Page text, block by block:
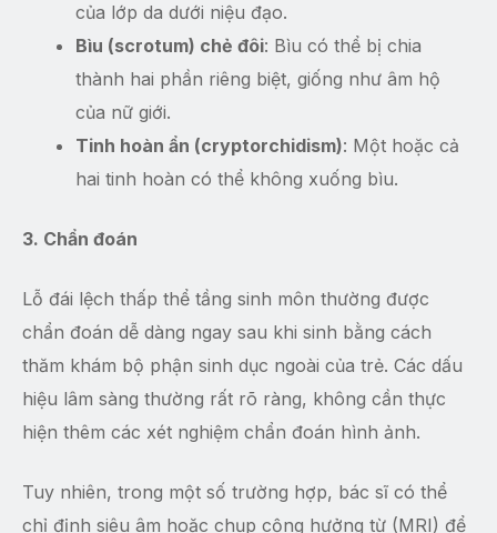
của lớp da dưới niệu đạo.
Bìu (scrotum) chẻ đôi: Bìu có thể bị chia
thành hai phần riêng biệt, giống như âm hộ
của nữ giới.
Tinh hoàn ẩn (cryptorchidism): Một hoặc cả
hai tinh hoàn có thể không xuống bìu.
3. Chẩn đoán
Lỗ đái lệch thấp thể tầng sinh môn thường được
chẩn đoán dễ dàng ngay sau khi sinh bằng cách
thăm khám bộ phận sinh dục ngoài của trẻ. Các dấu
hiệu lâm sàng thường rất rõ ràng, không cần thực
hiện thêm các xét nghiệm chẩn đoán hình ảnh.
Tuy nhiên, trong một số trường hợp, bác sĩ có thể
chỉ định siêu âm hoặc chụp cộng hưởng từ (MRI) để